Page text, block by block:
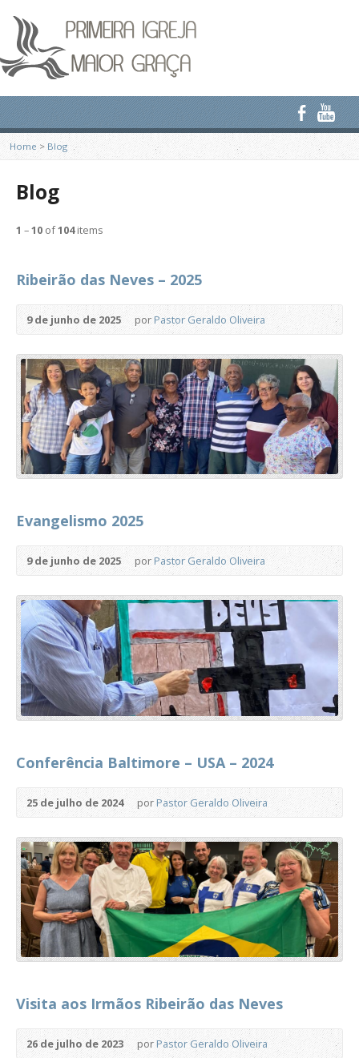
Home > Blog
Blog
1 –10 of104items
Ribeirão das Neves – 2025
9 de junho de 2025 porPastor Geraldo Oliveira
Evangelismo 2025
9 de junho de 2025 porPastor Geraldo Oliveira
Conferência Baltimore – USA – 2024
25 de julho de 2024 porPastor Geraldo Oliveira
Visita aos Irmãos Ribeirão das Neves
26 de julho de 2023 porPastor Geraldo Oliveira